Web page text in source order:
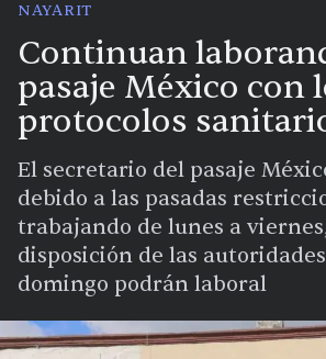
NAYARIT
Continuan
pasaje México con
protocolos
El secretario del pasaje
debido a las pasadas
trabajando de lunes a
disposición de las
domingo podrán laboral